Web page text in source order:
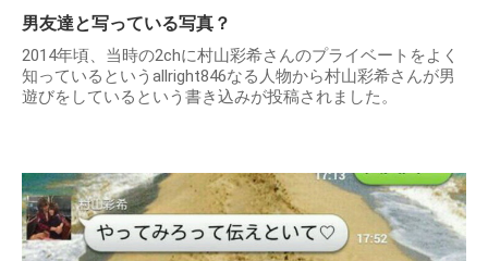
男友達と写っている写真？
2014年頃、当時の2chに村山彩希さんのプライベートをよく
知っているというallright846なる人物から村山彩希さんが男
遊びをしているという書き込みが投稿されました。